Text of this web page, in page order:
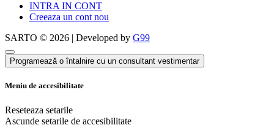
INTRA IN CONT
Creeaza un cont nou
SARTO © 2026 | Developed by G99
Programează o întalnire cu un consultant vestimentar
Meniu de accesibilitate
Reseteaza setarile
Ascunde setarile de accesibilitate